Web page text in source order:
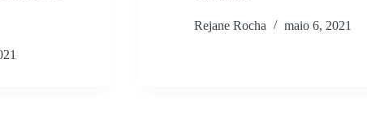
Rejane Rocha maio 6, 2021